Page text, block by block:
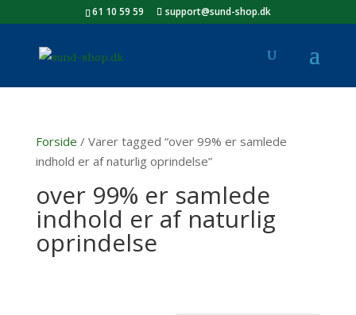
61 10 59 59 support@sund-shop.dk
Forside / Varer tagged “over 99% er samlede
indhold er af naturlig oprindelse”
over 99% er samlede
indhold er af naturlig
oprindelse